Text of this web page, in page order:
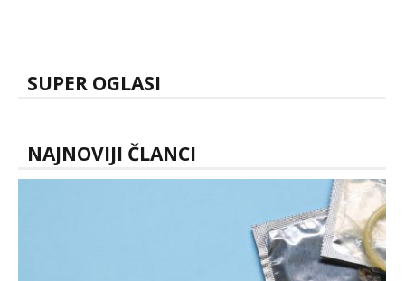
SUPER OGLASI
NAJNOVIJI ČLANCI